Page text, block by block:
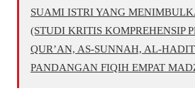
SUAMI ISTRI YANG
(STUDI KRITIS KOMPREHENSIP
QUR’AN, AS-SUNNAH, AL-
PANDANGAN FIQIH EMPAT